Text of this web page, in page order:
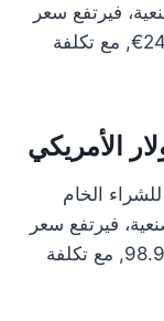
فيرتفع سعر
الشراء إلى 23.31€ وسعر البيع إلى 24.01€, مع تكلفة
الأمريكي
سعر الذهب عيار 24 اليوم يبلغ $87.29 للشراء الخام
فيرتفع سعر
الشراء إلى $96.02 وسعر البيع إلى $98.90, مع تكلفة